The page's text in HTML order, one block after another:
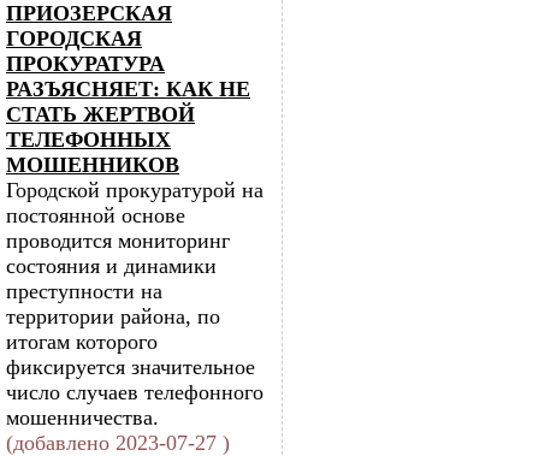
ПРИОЗЕРСКАЯ
ГОРОДСКАЯ
ПРОКУРАТУРА
РАЗЪЯСНЯЕТ: КАК НЕ
СТАТЬ ЖЕРТВОЙ
ТЕЛЕФОННЫХ
МОШЕННИКОВ
Городской прокуратурой на
постоянной основе
проводится мониторинг
состояния и динамики
преступности на
территории района, по
итогам которого
фиксируется значительное
число случаев телефонного
мошенничества.
(добавлено 2023-07-27 )